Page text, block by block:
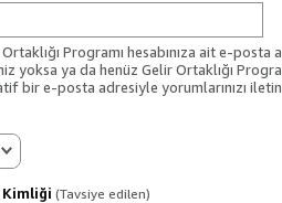
Programı hesabınıza ait e-posta
yoksa ya da henüz Gelir Ortaklığı
bir e-posta adresiyle yorumlarınızı
Kimliği (Tavsiye edilen)